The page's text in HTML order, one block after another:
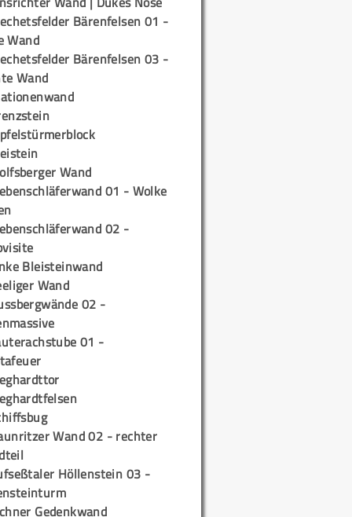
Bärenfelsen 01 -
Wand
Bärenfelsen 03 -
Wand
Wand
01 - Wolke
02 -
Bleisteinwand
Wand
02 -
01 -
Wand 02 - rechter
Höllenstein 03 -
Gedenkwand